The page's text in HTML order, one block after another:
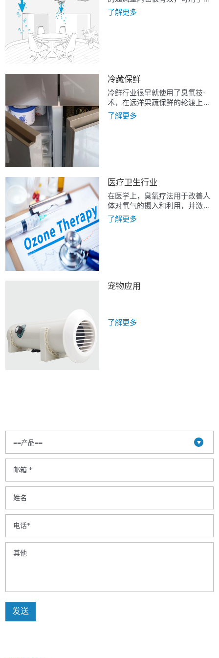
除超细颗粒。
了解更多
冷藏保鲜
冷鲜行业很早就使用了臭氧技·
术，在远洋果蔬保鲜的轮渡上，
臭氧可有效的延长果蔬的成熟时
间和延缓腐败时间。负离子结合
了解更多
医疗卫生行业
在医学上，臭氧疗法用于改善人
体对氧气的摄入和利用，并激活
免疫系统。臭氧在 150 年前首次
用于消毒和治疗疾病。在第一次
了解更多
宠物应用
了解更多